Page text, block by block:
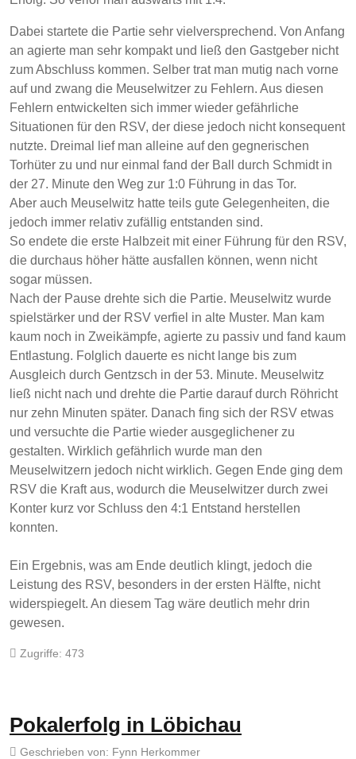
Dabei startete die Partie sehr vielversprechend. Von Anfang
an agierte man sehr kompakt und ließ den Gastgeber nicht
zum Abschluss kommen. Selber trat man mutig nach vorne
auf und zwang die Meuselwitzer zu Fehlern. Aus diesen
Fehlern entwickelten sich immer wieder gefährliche
Situationen für den RSV, der diese jedoch nicht konsequent
nutzte. Dreimal lief man alleine auf den gegnerischen
Torhüter zu und nur einmal fand der Ball durch Schmidt in
der 27. Minute den Weg zur 1:0 Führung in das Tor.
Aber auch Meuselwitz hatte teils gute Gelegenheiten, die
jedoch immer relativ zufällig entstanden sind.
So endete die erste Halbzeit mit einer Führung für den RSV,
die durchaus höher hätte ausfallen können, wenn nicht
sogar müssen.
Nach der Pause drehte sich die Partie. Meuselwitz wurde
spielstärker und der RSV verfiel in alte Muster. Man kam
kaum noch in Zweikämpfe, agierte zu passiv und fand kaum
Entlastung. Folglich dauerte es nicht lange bis zum
Ausgleich durch Gentzsch in der 53. Minute. Meuselwitz
ließ nicht nach und drehte die Partie darauf durch Röhricht
nur zehn Minuten später. Danach fing sich der RSV etwas
und versuchte die Partie wieder ausgeglichener zu
gestalten. Wirklich gefährlich wurde man den
Meuselwitzern jedoch nicht wirklich. Gegen Ende ging dem
RSV die Kraft aus, wodurch die Meuselwitzer durch zwei
Konter kurz vor Schluss den 4:1 Entstand herstellen
konnten.
Ein Ergebnis, was am Ende deutlich klingt, jedoch die
Leistung des RSV, besonders in der ersten Hälfte, nicht
widerspiegelt. An diesem Tag wäre deutlich mehr drin
gewesen.
Zugriffe: 473
Pokalerfolg in Löbichau
Geschrieben von: Fynn Herkommer